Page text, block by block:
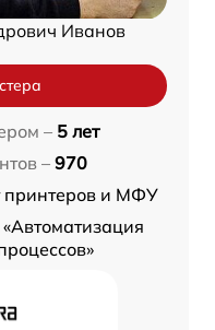
Иванов
– 5 лет
– 970
принтеров и МФУ